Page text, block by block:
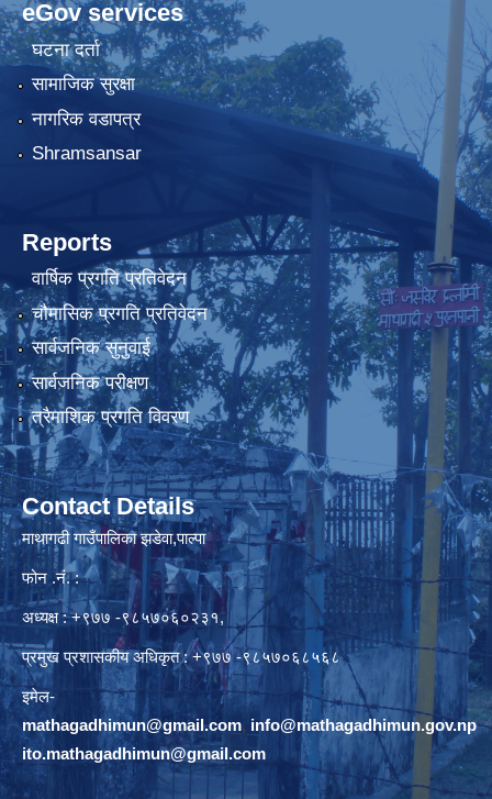
eGov services
घटना दर्ता
सामाजिक सुरक्षा
नागरिक वडापत्र
Shramsansar
Reports
वार्षिक प्रगति प्रतिवेदन
चौमासिक प्रगति प्रतिवेदन
सार्वजनिक सुनुवाई
सार्वजनिक परीक्षण
त्रैमाशिक प्रगति विवरण
Contact Details
माथागढी गाउँपालिका झडेवा,पाल्पा
फोन .नं. :
अध्यक्ष : +९७७ -९८५७०६०२३१,
प्रमुख प्रशासकीय अधिकृत : +९७७ -९८५७०६८५६८
इमेल-
mathagadhimun@gmail.com, info@mathagadhimun.gov.np
ito.mathagadhimun@gmail.com